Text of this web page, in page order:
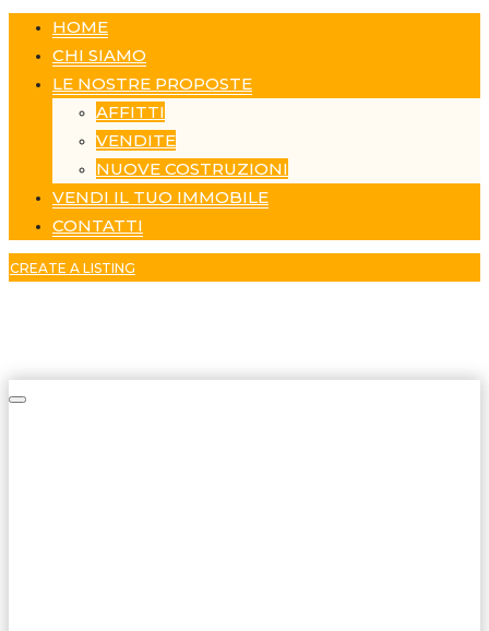
HOME
CHI SIAMO
LE NOSTRE PROPOSTE
AFFITTI
VENDITE
NUOVE COSTRUZIONI
VENDI IL TUO IMMOBILE
CONTATTI
CREATE A LISTING